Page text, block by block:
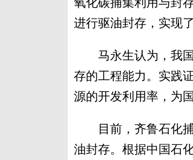
进行驱油封存，实现
马永生认为，我国
存的工程能力。实践
源的开发利用率，为
目前，齐鲁石化捕
油封存。根据中国石